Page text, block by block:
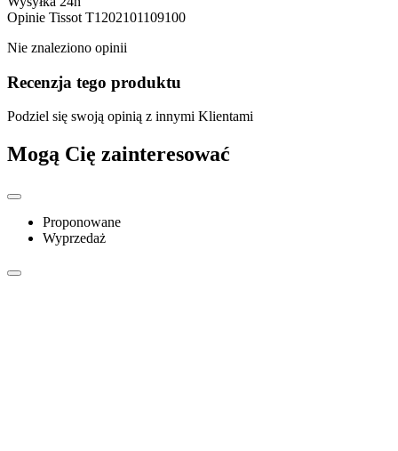
Opinie Tissot T1202101109100
Nie znaleziono opinii
Recenzja tego produktu
Podziel się swoją opinią z innymi Klientami
Mogą Cię zainteresować
Proponowane
Wyprzedaż